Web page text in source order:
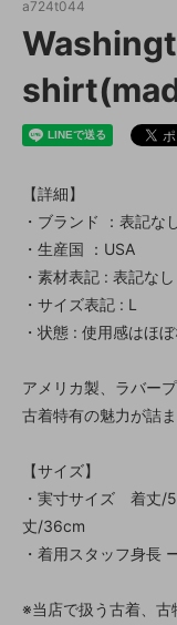
a724t044
【詳細】
・ブランド ：表記な
・生産国 ：USA
・素材表記 : 表記なし
・サイズ表記 : L
・状態 : 使用感はほ
アメリカ製、ラバー
古着特有の魅力が詰ま
【サイズ】
・実寸サイズ 着
丈/36cm
・着用スタッフ身長
※当店で扱う古着、古